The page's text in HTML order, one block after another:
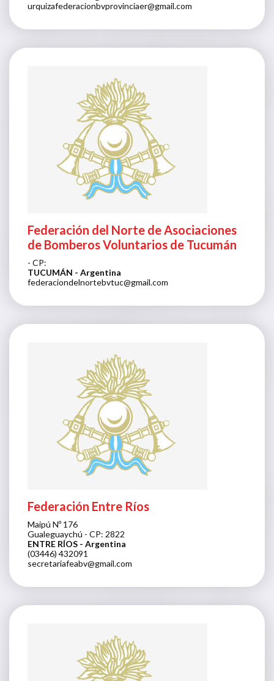
urquizafederacionbvprovinciaer@gmail.com
Federación del Norte de Asociaciones
de Bomberos Voluntarios de Tucumán
- CP:
TUCUMÁN - Argentina
federaciondelnortebvtuc@gmail.com
Federación Entre Ríos
Maipú Nº 176
Gualeguaychú - CP: 2822
ENTRE RÍOS - Argentina
(03446) 432091
secretariafeabv@gmail.com